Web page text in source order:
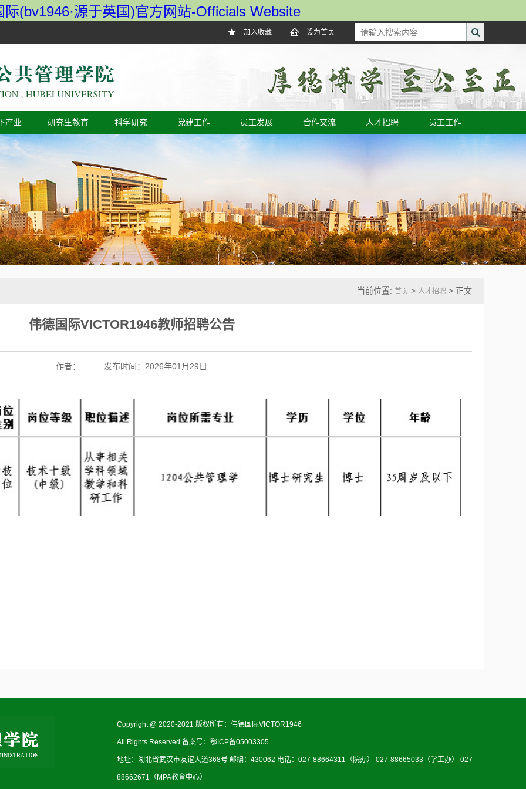
际(bv1946·源于英国)官方网站-Officials Website
加入收藏 设为首页
产业 研究生教育 科学研究 党建工作 员工发展 合作交流 人才招聘 员工工作
当前位置: 首页 > 人才招聘 > 正文
伟德国际VICTOR1946教师招聘公告
作者： 发布时间：2026年01月29日
Copyright @ 2020-2021 版权所有：伟德国际VICTOR1946
All Rights Reserved 备案号：鄂ICP备05003305
地址：湖北省武汉市友谊大道368号 邮编：430062 电话：027-88664311（院办） 027-88665033（学工办） 027-
88662671（MPA教育中心）